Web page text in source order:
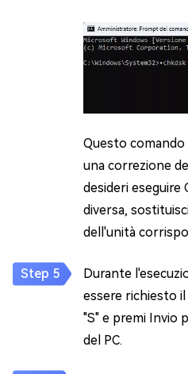
Questo comando
una correzione
desideri eseguire
diversa,
dell'unità
Durante
essere richiesto
"S" e premi Invio
del PC.